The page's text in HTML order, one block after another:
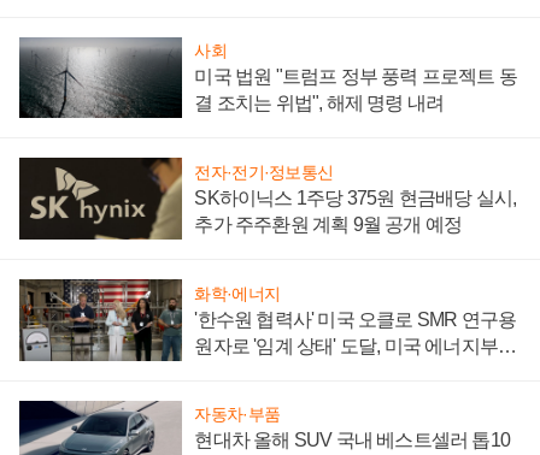
사회
미국 법원 "트럼프 정부 풍력 프로젝트 동
결 조치는 위법", 해제 명령 내려
전자·전기·정보통신
SK하이닉스 1주당 375원 현금배당 실시,
추가 주주환원 계획 9월 공개 예정
화학·에너지
'한수원 협력사' 미국 오클로 SMR 연구용
원자로 '임계 상태' 도달, 미국 에너지부
자동차·부품
현대차 올해 SUV 국내 베스트셀러 톱10